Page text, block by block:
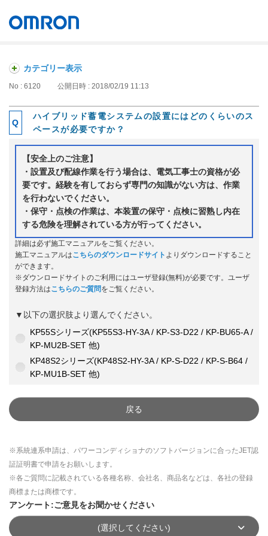
カテゴリー表示
No : 6120 公開日時 : 2018/02/19 11:13
ハイブリッド蓄電システムの設置にはどのくらいのス
ペースが必要ですか？
【安全上のご注意】
・設置及び配線作業を行う場合は、電気工事士の資格が必
要です。経験を有しておらず専門の知識がない方は、作業
を行わないでください。
・保守・点検の作業は、本装置の保守・点検に習熟し内在
する危険を理解されている方が行ってください。
詳細は必ず施工マニュアルをご覧ください。
施工マニュアルはこちらのダウンロードサイト よりダウンロードすること
ができます。
※ダウンロードサイトのご利用にはユーザ登録(無料)が必要です。ユーザ
登録方法はこちらのご質問をご覧ください。
▼以下の選択肢より選んでください。
KP55Sシリーズ(KP55S3-HY-3A / KP-S3-D22 / KP-BU65-A /
KP-MU2B-SET 他)
KP48S2シリーズ(KP48S2-HY-3A / KP-S-D22 / KP-S-B64 /
KP-MU1B-SET 他)
戻る
※系統連系申請は、パワーコンディショナのソフトバージョンに合ったJET認
証証明書で申請をお願いします。
※各ご質問に記載されている各種名称、会社名、商品名などは、各社の登録
商標または商標です。
アンケート:ご意見をお聞かせください
(選択してください)